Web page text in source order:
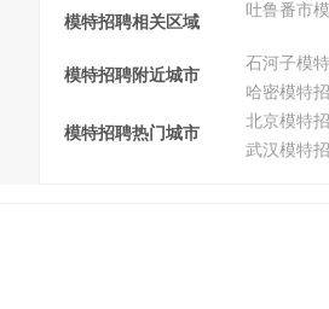
模特招聘相关区域
吐鲁番市
模特招聘附近城市
石河子模
哈密模特
模特招聘热门城市
北京模特
武汉模特